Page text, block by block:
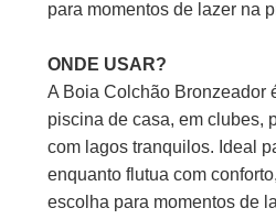
para momentos de lazer na
ONDE USAR?
A Boia Colchão Bronzeador
piscina de casa, em clubes,
com lagos tranquilos. Ideal
enquanto flutua com
escolha para momentos de